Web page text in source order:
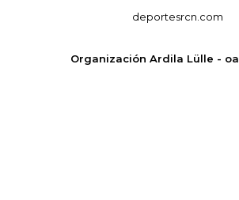
deportesrcn.com
Organización Ardila Lülle -